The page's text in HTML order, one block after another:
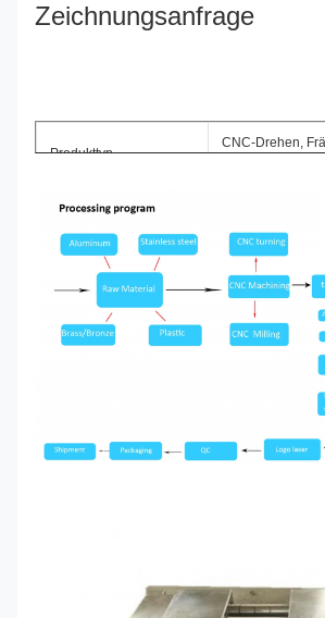
Zeichnungsanfrage
Produkttyp
CNC-Drehen,
Unsere Leistungen
Druckguss,
usw
Aluminium,
Kupfer,
Gummi oder
Oberflächenbehandlung
Eloxieren,
Siebdruck,
und